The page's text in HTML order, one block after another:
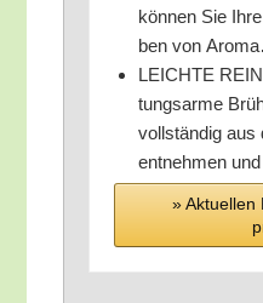
kön­nen Sie
ben von
LEICHTE
tungs­ar­me
voll­stän­dig aus
ent­neh­men
» Aktu­el­len